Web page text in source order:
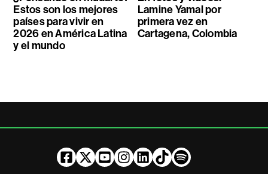
Estos son los mejores
países para vivir en
2026 en América Latina
y el mundo
Lamine Yamal por
primera vez en
Cartagena, Colombia